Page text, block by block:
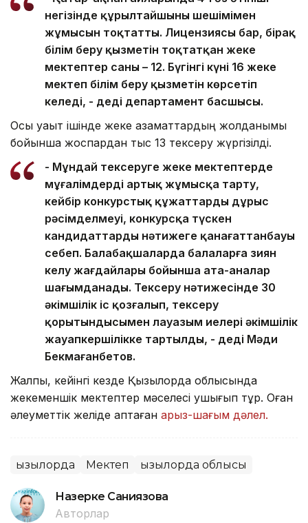
негізінде құрылтайшының шешімімен
жұмысын тоқтатты. Лицензиясы бар, бірақ
білім беру қызметін тоқтатқан жеке
мектептер саны – 12. Бүгінгі күні 16 жеке
мектеп білім беру қызметін көрсетіп
келеді, - деді департамент басшысы.
Осы уақыт ішінде жеке азаматтардың жолданымы
бойынша жоспардан тыс 13 тексеру жүргізілді.
- Мұндай тексеруге жеке мектептерде
мұғалімдерді артық жұмысқа тарту,
кейбір конкурстық құжаттардың дұрыс
рәсімделмеуі, конкурсқа түскен
кандидаттардың нәтижеге қанағаттанбауы
себеп. Балабақшаларда балаларға зиян
келу жағдайлары бойынша ата-аналар
шағымданады. Тексеру нәтижесінде 30
әкімшілік іс қозғалып, тексеру
қорытындысымен лауазым иелері әкімшілік
жауапкершілікке тартылды, - деді Мәди
Бекмағанбетов.
Жалпы, кейінгі кезде Қызылорда облысында
жекеменшік мектептер мәселесі ушығып тұр. Оған
әлеуметтік желіде қаптаған арыз-шағым дәлел.
Қызылорда Мектеп Қызылорда облысы
Назерке Саниязова
Авторлар